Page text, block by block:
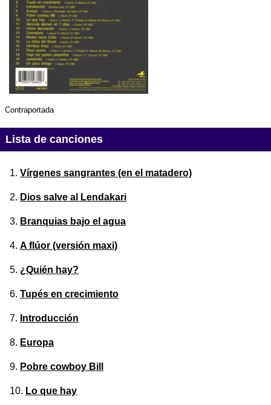
Contraportada
Lista de canciones
Vírgenes sangrantes (en el matadero)
Dios salve al Lendakari
Branquias bajo el agua
A flúor (versión maxi)
¿Quién hay?
Tupés en crecimiento
Introducción
Europa
Pobre cowboy Bill
Lo que hay